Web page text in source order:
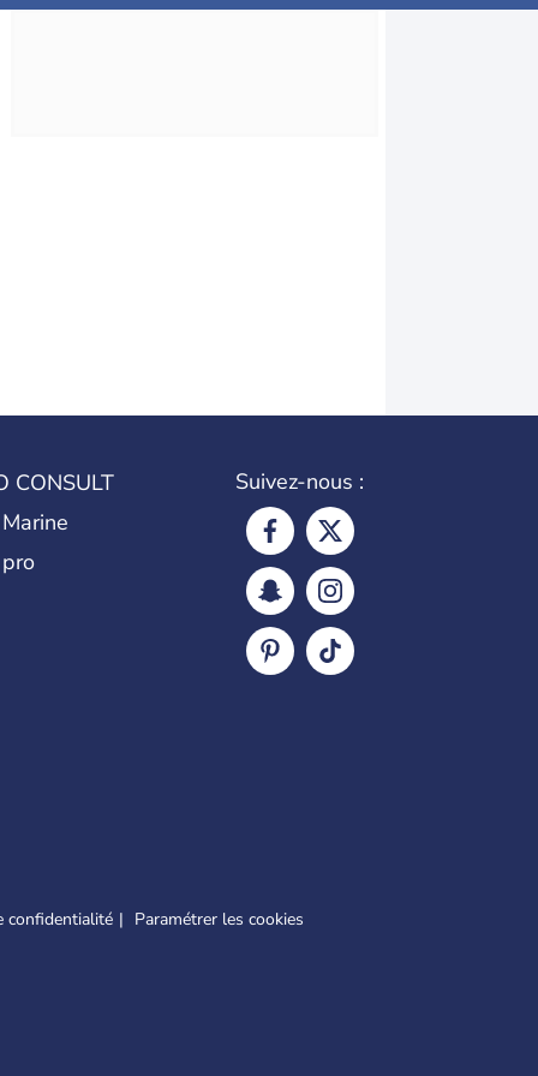
CONSULT
Suivez-nous :
confidentialité
Paramétrer les cookies